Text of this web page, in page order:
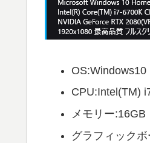
OS:Windows10
CPU:Intel(TM)
メモリー
グラフィック